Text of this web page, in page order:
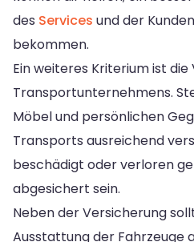
des Services und der
bekommen.
Ein weiteres Kriterium ist
Transportunternehmens.
Möbel und persönlichen
Transports ausreichend
beschädigt oder verloren
abgesichert sein.
Neben der Versicherung
Ausstattung der Fahrzeuge